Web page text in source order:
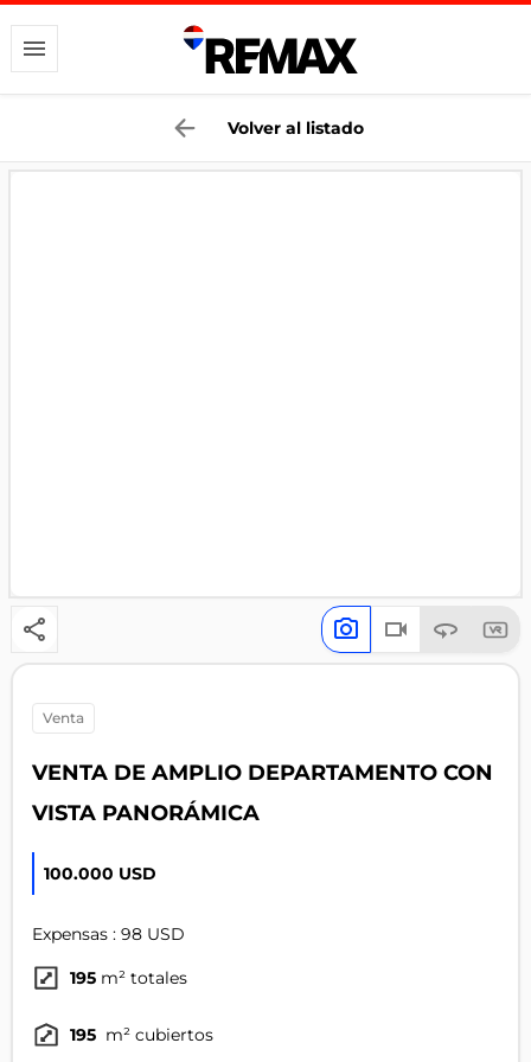
Volver al listado
venta
VENTA DE AMPLIO DEPARTAMENTO CON
VISTA PANORÁMICA
100.000 USD
Expensas : 98 USD
195 m² totales
195 m² cubiertos